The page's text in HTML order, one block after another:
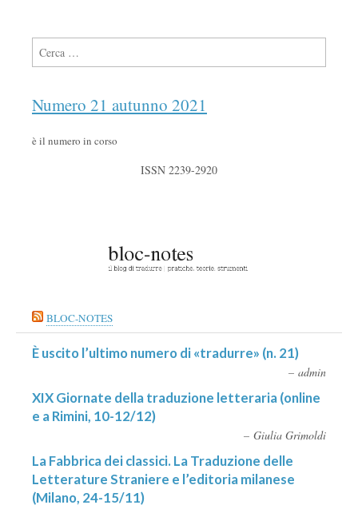
Ricerca per:
Numero 21 autunno 2021
è il numero in corso
ISSN 2239-2920
BLOC-NOTES
È uscito l’ultimo numero di «tradurre» (n. 21)
admin
XIX Giornate della traduzione letteraria (online
e a Rimini, 10-12/12)
Giulia Grimoldi
La Fabbrica dei classici. La Traduzione delle
Letterature Straniere e l’editoria milanese
(Milano, 24-15/11)